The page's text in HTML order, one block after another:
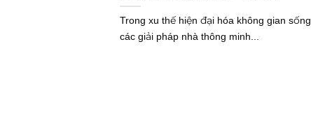
Trong xu thế hiện đại hóa không gian sống,
các giải pháp nhà thông minh...